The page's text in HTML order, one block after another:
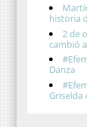
historia
2 de
cambió
Danza
Griselda